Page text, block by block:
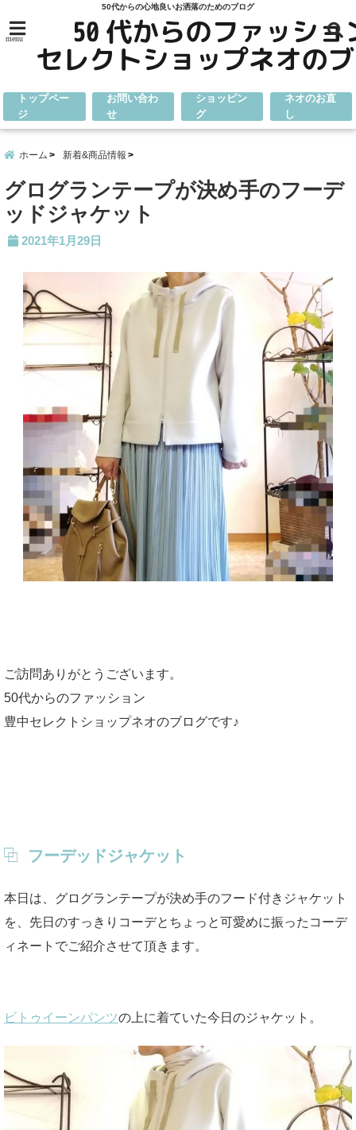
50代からの心地良いお洒落のためのブログ
menu
トップペー
ジ
お問い合わ
せ
ショッピン
グ
ネオのお直
し
ホーム 新着&商品情報
グログランテープが決め手のフーデ
ッドジャケット
2021年1月29日
ご訪問ありがとうございます。
50代からのファッション
豊中セレクトショップネオのブログです♪
フーデッドジャケット
本日は、グログランテープが決め手のフード付きジャケット
を、先日のすっきりコーデとちょっと可愛めに振ったコーデ
ィネートでご紹介させて頂きます。
ビトゥイーンパンツの上に着ていた今日のジャケット。